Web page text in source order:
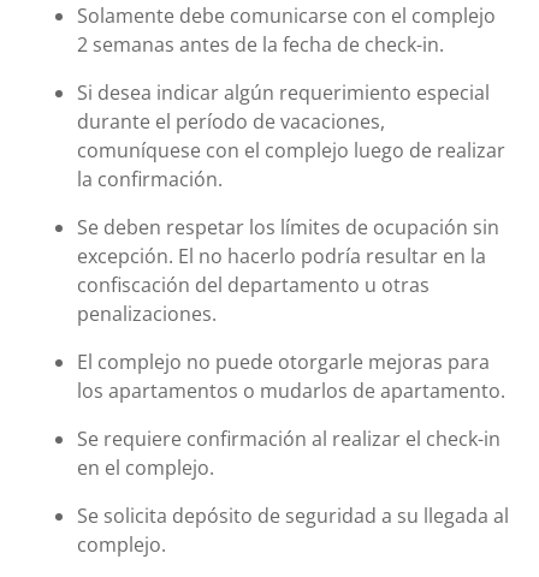
Solamente debe comunicarse con el complejo
2 semanas antes de la fecha de check-in.
Si desea indicar algún requerimiento especial
durante el período de vacaciones,
comuníquese con el complejo luego de realizar
la confirmación.
Se deben respetar los límites de ocupación sin
excepción. El no hacerlo podría resultar en la
confiscación del departamento u otras
penalizaciones.
El complejo no puede otorgarle mejoras para
los apartamentos o mudarlos de apartamento.
Se requiere confirmación al realizar el check-in
en el complejo.
Se solicita depósito de seguridad a su llegada al
complejo.